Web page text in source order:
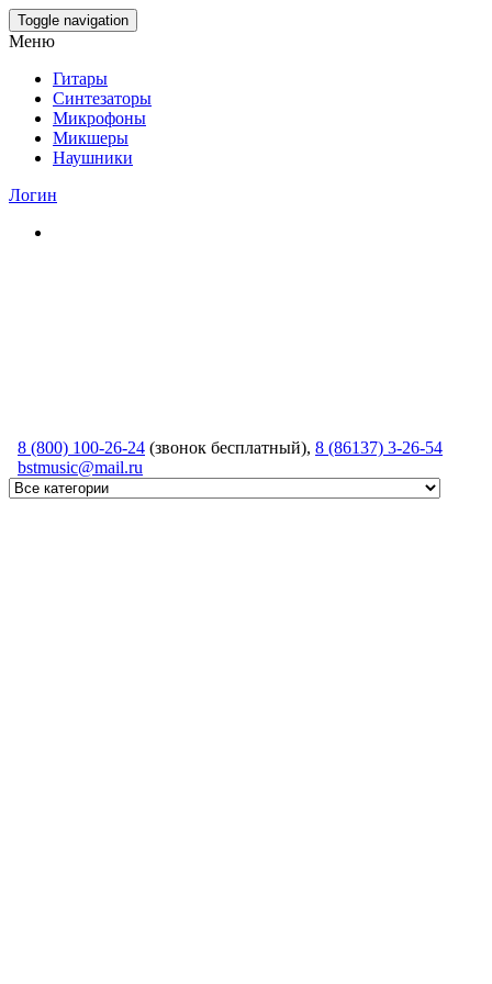
Skip
to
content
Toggle navigation
Меню
Гитары
Синтезаторы
Микрофоны
Микшеры
Наушники
Логин
8 (800) 100-26-24 (звонок бесплатный), 8 (86137) 3-26-54
bstmusic@mail.ru